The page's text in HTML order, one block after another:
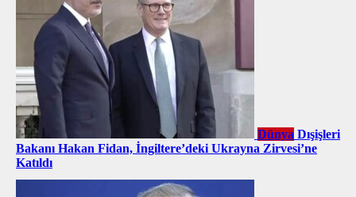
Dünya Dışişleri
Bakanı Hakan Fidan, İngiltere’deki Ukrayna Zirvesi’ne
Katıldı